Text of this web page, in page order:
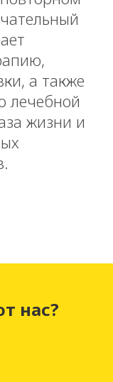
а также
лечебной
жизни и
нас?